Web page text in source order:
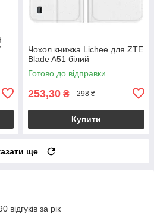
Чохол книжка Lichee для ZTE
Blade A51 білий
Готово до відправки
253,30 ₴ 298 ₴
Купити
ще
за рік